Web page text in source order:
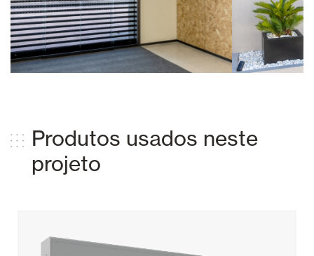
Produtos usados ​​neste
projeto